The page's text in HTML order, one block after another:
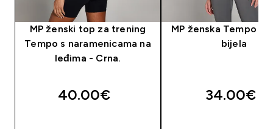
MP ženski top za trening
Tempo s naramenicama na
leđima - Crna.
40.00€‎
MP ženska Tempo
bijela
34.00€‎